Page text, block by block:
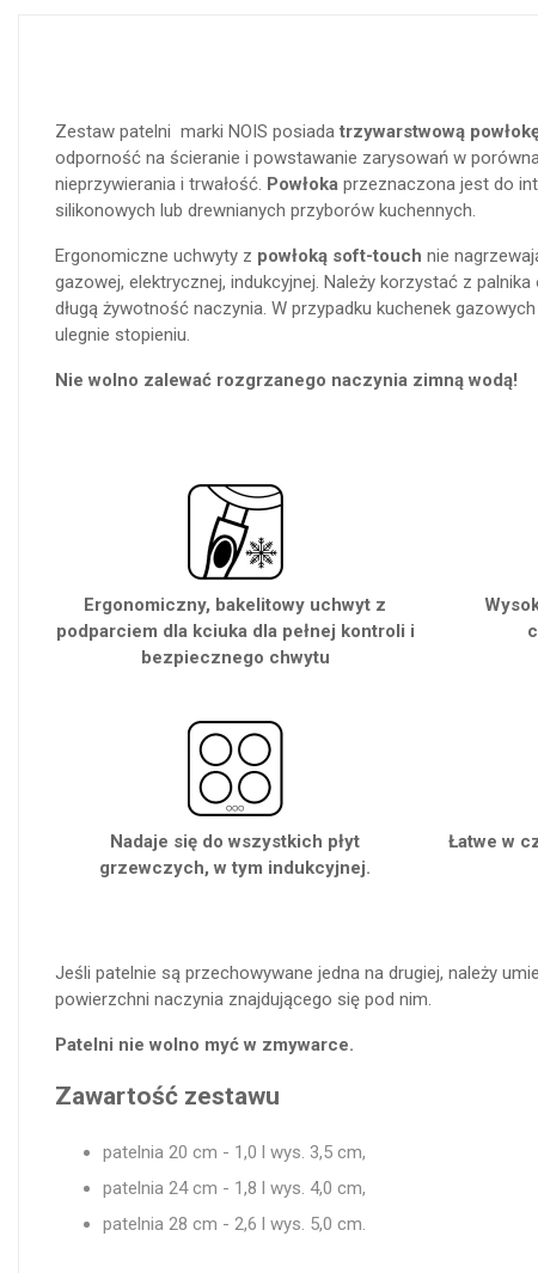
Zestaw patelni marki NOIS posiada trzywarstwową
odporność na ścieranie i powstawanie zarysowań w
nieprzywierania i trwałość. Powłoka przeznaczona jest do
silikonowych lub drewnianych przyborów kuchennych.
Ergonomiczne uchwyty z powłoką soft-touch nie
gazowej, elektrycznej, indukcyjnej. Należy korzystać z
długą żywotność naczynia. W przypadku kuchenek
ulegnie stopieniu.
Nie wolno zalewać rozgrzanego naczynia zimną wodą!
Ergonomiczny, bakelitowy uchwyt z
podparciem dla kciuka dla pełnej kontroli i
bezpiecznego chwytu
Nadaje się do wszystkich płyt
grzewczych, w tym indukcyjnej.
Łatwe w
Jeśli patelnie są przechowywane jedna na drugiej, należy
powierzchni naczynia znajdującego się pod nim.
Patelni nie wolno myć w zmywarce.
Zawartość zestawu
patelnia 20 cm - 1,0 l wys. 3,5 cm,
patelnia 24 cm - 1,8 l wys. 4,0 cm,
patelnia 28 cm - 2,6 l wys. 5,0 cm.